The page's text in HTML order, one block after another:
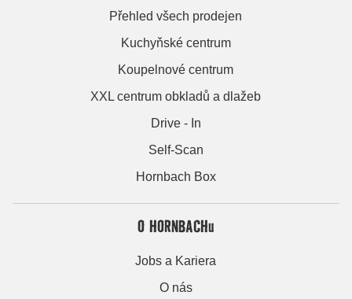
Přehled všech prodejen
Kuchyňské centrum
Koupelnové centrum
XXL centrum obkladů a dlažeb
Drive - In
Self-Scan
Hornbach Box
O HORNBACHu
Jobs a Kariera
O nás